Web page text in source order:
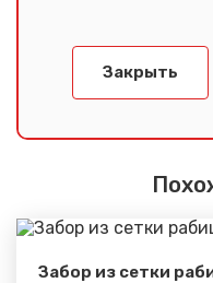
Закрыть
Забор из сетки